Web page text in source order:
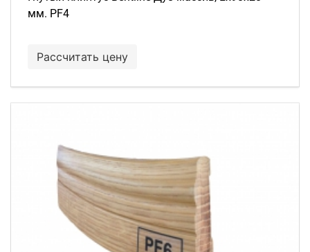
мм. PF4
Рассчитать цену